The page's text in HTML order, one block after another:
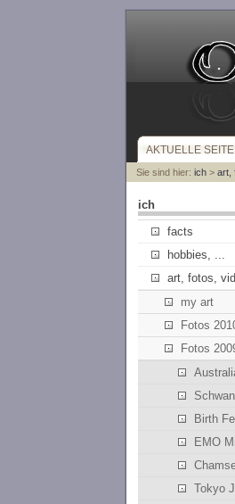
AKTUELLE SEITE
Sie sind hier: ich> art,
ich
facts
hobbies, ...
art, fotos,
my art
Fotos
Fotos
Birth
EMO
Tokyo